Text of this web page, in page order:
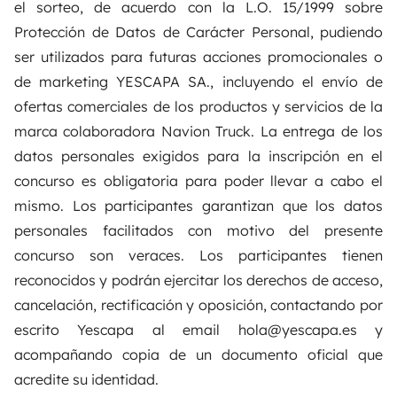
el sorteo, de acuerdo con la L.O. 15/1999 sobre
Protección de Datos de Carácter Personal, pudiendo
ser utilizados para futuras acciones promocionales o
de marketing YESCAPA SA., incluyendo el envío de
ofertas comerciales de los productos y servicios de la
marca colaboradora Navion Truck. La entrega de los
datos personales exigidos para la inscripción en el
concurso es obligatoria para poder llevar a cabo el
mismo. Los participantes garantizan que los datos
personales facilitados con motivo del presente
concurso son veraces. Los participantes tienen
reconocidos y podrán ejercitar los derechos de acceso,
cancelación, rectificación y oposición, contactando por
escrito Yescapa al email hola@yescapa.es y
acompañando copia de un documento oficial que
acredite su identidad.